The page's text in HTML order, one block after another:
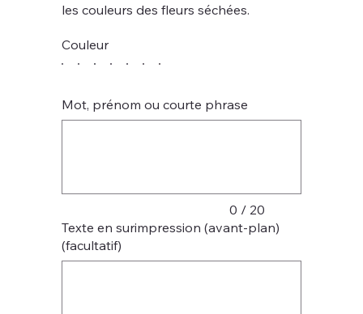
les couleurs des fleurs séchées.
Couleur
Mot, prénom ou courte phrase
0 / 20
Texte en surimpression (avant-plan)
(facultatif)